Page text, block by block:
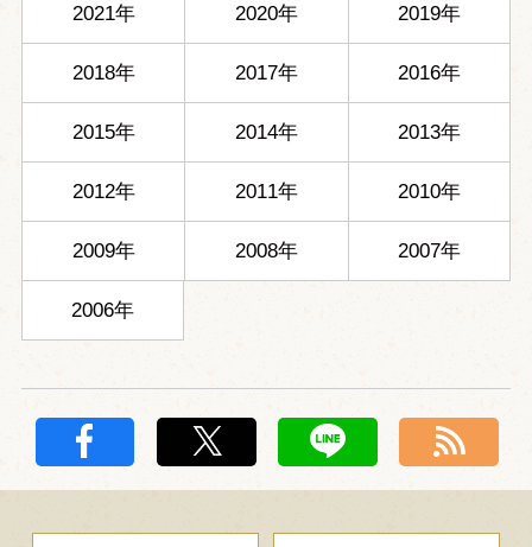
2021年 2020年 2019年
2018年 2017年 2016年
2015年 2014年 2013年
2012年 2011年 2010年
2009年 2008年 2007年
2006年